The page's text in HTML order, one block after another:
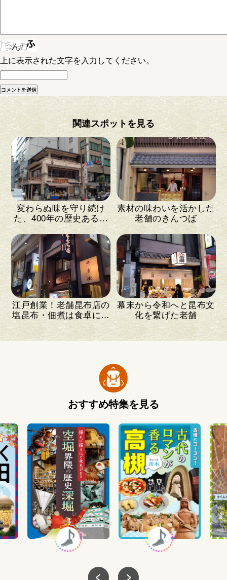
上に表示された文字を入力してください。
関連スポットを見る
変わらぬ味を守り続け
た、400年の歴史ある和
菓子店
素材の味わいを活かした
老舗のきんつば
江戸創業！老舗昆布店の
塩昆布・佃煮は食卓に花
を添える
幕末から令和へと昆布文
化を繋げた老舗
おすすめ特集を見る